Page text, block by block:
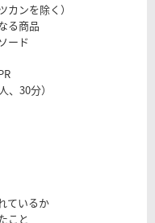
カンを除く）
る商品
ード
30分）
ているか
こと